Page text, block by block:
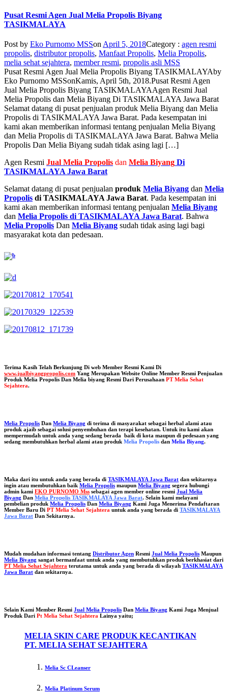
Pusat Resmi Agen Jual Melia Propolis Biyang
TASIKMALAYA
Post by Eko Purnomo MSSon April 5, 2018Category : agen resmi
propolis, distributor propolis, Manfaat Propolis, Melia Propolis,
melia sehat sejahtera, member resmi, propolis asli MSS
Pusat Resmi Agen Jual Melia Propolis Biyang TASIKMALAYAby
Eko Purnomo MSSonKamis, April 5th, 2018.Pusat Resmi Agen
Jual Melia Propolis Biyang TASIKMALAYAAgen Resmi Jual
Melia Propolis dan Melia Biyang Di TASIKMALAYA Jawa Barat
Selamat datang di pusat penjualan produk Melia Biyang dan Melia
Propolis di TASIKMALAYA Jawa Barat. Pada kesempatan ini
kami akan memberikan informasi tentang penjualan Melia Biyang
dan Melia Propolis di TASIKMALAYA Jawa Barat. Bahwa Melia
Propolis Dan Melia Biyang sudah tidak asing lagi […]
Agen Resmi Jual Melia Propolis dan Melia Biyang Di
TASIKMALAYA Jawa Barat
Selamat datang di pusat penjualan produk Melia Biyang dan Melia
Propolis di TASIKMALAYA Jawa Barat. Pada kesempatan ini
kami akan memberikan informasi tentang penjualan Melia Biyang
dan Melia Propolis di TASIKMALAYA Jawa Barat. Bahwa
Melia Propolis Dan Melia Biyang sudah tidak asing lagi bagi
masyarakat kota dan pedesaan.
Terima Kasih Telah Berkunjung Di web Member Resmi Kami Di
www.jualbiyangpropolis.com Yang Merupakan Website Online Member Resmi Penjualan
Produk Melia Propolis Dan Melia biyang Resmi Dari Perusahaan PT Melia Sehat
Sejahtera.
Melia Propolis Dan Melia Biyang di terima di masyarakat sebagai herbal alami atau
produk ajaib sebagai solusi penyembuhan dan terapi kesehatan. Untuk itu kami akan
mempermudah untuk anda yang sedang berada baik di kota maupun di pedesaan yang
sedang membutuhkan herbal alami atau produk Melia Propolis dan Melia Biyang.
Maka dari itu untuk anda yang berada di TASIKMALAYA Jawa Barat dan sekitarnya
ingin atau membutuhkan baik Melia Propolis maupun Melia Biyang segera hubungi
admin kami EKO PURNOMO Mss sebagai agen member online resmi Jual Melia
Biyang Dan Melia Propolis TASIKMALAYA Jawa Barat. Selain kami melayani
pembelian produk Melia Propolis Dan Melia Biyang Kami Juga Menerima Pendaftaran
Member Baru Di PT Melia Sehat Sejahtera untuk anda yang berada di TASIKMALAYA
Jawa Barat Dan Sekitarnya.
Mudah mudahan informasi tentang Distributor Agen Resmi Jual Melia Propolis Maupun
Melia Biyang sangat bermanfaat untuk anda yang membutuhkan produk berkhasiat dari
PT Melia Sehat Sejahtera terutama untuk anda yang berada di wilayah TASIKMALAYA
Jawa Barat dan sekitarnya.
Selain Kami Member Resmi Jual Melia Propolis Dan Melia Biyang Kami Juga Menjual
Produk Dari Pt Melia Sehat Sejahtera Lainya yaitu;
MELIA SKIN CARE PRODUK KECANTIKAN
PT. MELIA SEHAT SEJAHTERA
Melia Sc CLeanser
Melia Platinum Serum